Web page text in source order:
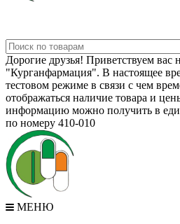
Дорогие друзья! Приветствуем
"Курганфармация". В настоящее
тестовом режиме в связи с чем
отображаться наличие товара и
информацию можно получить в
по номеру 410-010
МЕНЮ